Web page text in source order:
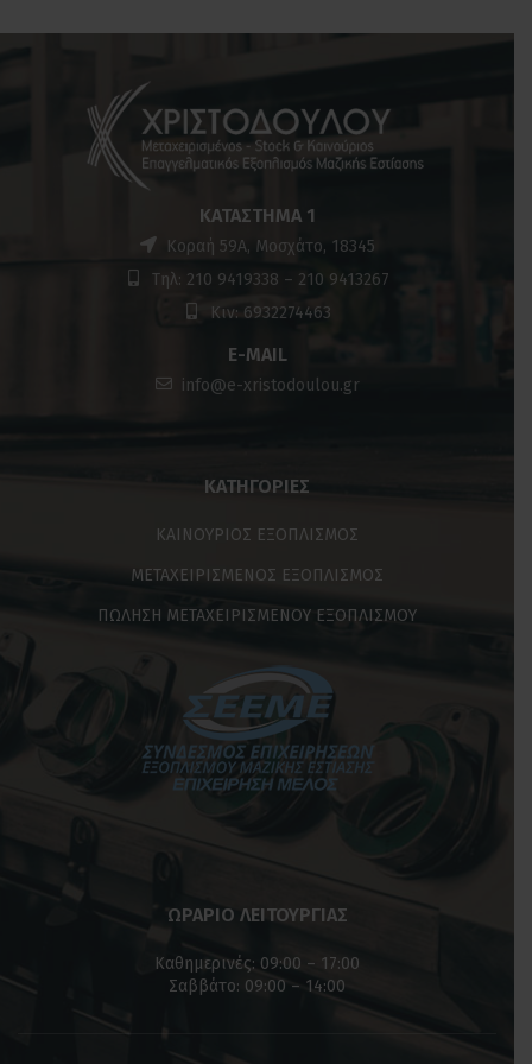
ΚΑΤΆΣΤΗΜΑ 1
Κοραή 59Α, Μοσχάτο, 18345
Τηλ: 210 9419338 – 210 9413267
Κιν: 6932274463
E-MAIL
info@e-xristodoulou.gr
ΚΑΤΗΓΟΡΊΕΣ
ΚΑΙΝΟΥΡΙΟΣ ΕΞΟΠΛΙΣΜΟΣ
ΜΕΤΑΧΕΙΡΙΣΜΕΝΟΣ ΕΞΟΠΛΙΣΜΟΣ
ΠΩΛΗΣΗ ΜΕΤΑΧΕΙΡΙΣΜΕΝΟΥ ΕΞΟΠΛΙΣΜΟΥ
ΩΡΑΡΙΟ ΛΕΙΤΟΥΡΓΙΑΣ
Καθημερινές: 09:00 – 17:00
Σαββάτο: 09:00 – 14:00